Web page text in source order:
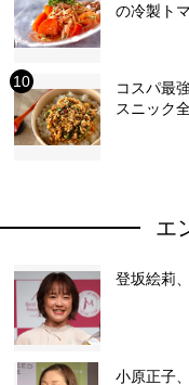
の冷製ト
コスパ最
スニック
エ
登坂絵莉
小原正子